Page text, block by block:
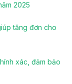
2025
tăng đơn cho
xác, đảm bảo